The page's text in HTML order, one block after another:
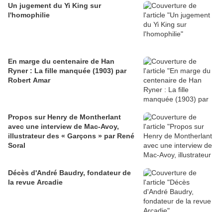
Un jugement du Yi King sur
l'homophilie
En marge du centenaire de Han
Ryner : La fille manquée (1903) par
Robert Amar
Propos sur Henry de Montherlant
avec une interview de Mac-Avoy,
illustrateur des « Garçons » par René
Soral
Décès d'André Baudry, fondateur de
la revue Arcadie